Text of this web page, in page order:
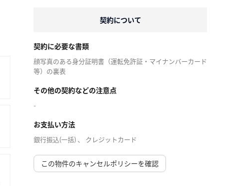
契約について
契約に必要な書類
顔写真のある身分証明書（運転免許証・マイナンバーカード
等）の裏表
その他の契約などの注意点
-
お支払い方法
銀行振込(一括) 、 クレジットカード
この物件のキャンセルポリシーを確認